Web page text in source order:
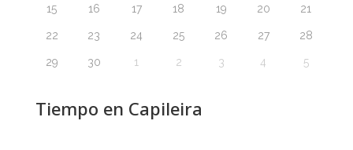
15 16 17 18 19 20 21
22 23 24 25 26 27 28
29 30 1 2 3 4 5
Tiempo en Capileira